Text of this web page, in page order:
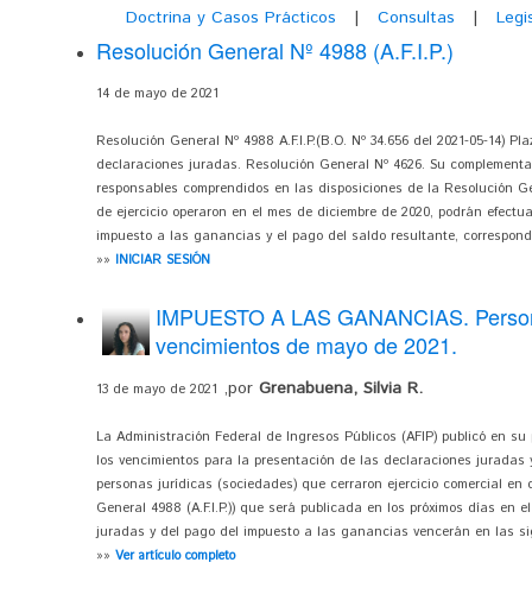
Doctrina y Casos Prácticos
| Consultas |
Resolución General Nº 4988 (A.F.I.P.)
14 de mayo de 2021
Resolución General Nº 4988 A.F.I.P.(B.O. Nº 34.656 del 2021-05-14)
declaraciones juradas. Resolución General Nº 4626. Su
responsables comprendidos en las disposiciones de la Resolución
de ejercicio operaron en el mes de diciembre de 2020, podrán
impuesto a las ganancias y el pago del saldo resultante,
»» INICIAR SESIÓN
IMPUESTO A LAS GANANCIAS.
vencimientos de mayo de 2021.
13 de mayo de 2021 ,por Grenabuena, Silvia R.
La Administración Federal de Ingresos Públicos (AFIP) publicó en
los vencimientos para la presentación de las declaraciones
personas jurídicas (sociedades) que cerraron ejercicio comercial en
General 4988 (A.F.I.P.)) que será publicada en los próximos días
juradas y del pago del impuesto a las ganancias vencerán en las
»» Ver artículo completo